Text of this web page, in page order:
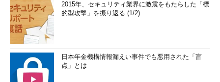
2015年、セキュリティ業界に激震をもたらした「標
的型攻撃」を振り返る (1/2)
日本年金機構情報漏えい事件でも悪用された「盲
点」とは